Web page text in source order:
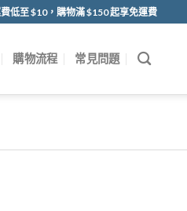
低至 $10，購物滿 $150 起享免運費
購物流程 常見問題